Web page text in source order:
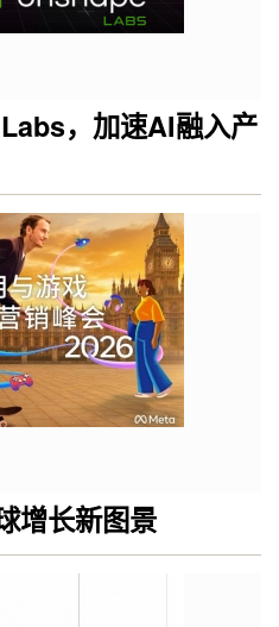
，加速AI融入产
增长新图景